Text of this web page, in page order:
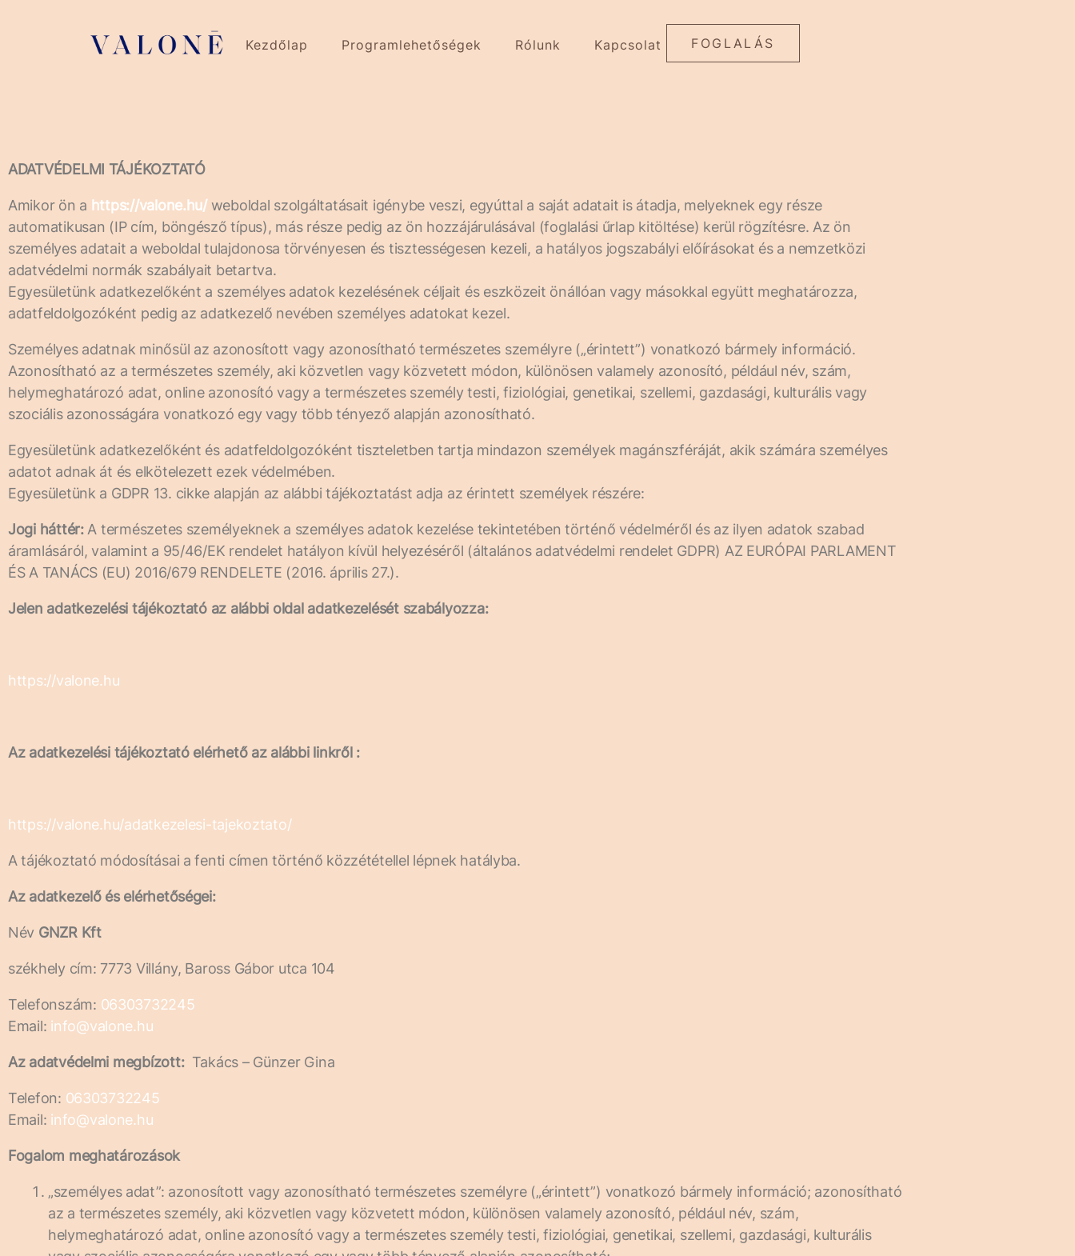
Kezdőlap Programlehetőségek Rólunk Kapcsolat FOGLALÁS
ADATVÉDELMI TÁJÉKOZTATÓ
Amikor ön a https://valone.hu/weboldal szolgáltatásait igénybe veszi, egyúttal a saját adatait is átadja, melyeknek egy része
automatikusan (IP cím, böngésző típus), más része pedig az ön hozzájárulásával (foglalási űrlap kitöltése) kerül rögzítésre. Az ön
személyes adatait a weboldal tulajdonosa törvényesen és tisztességesen kezeli, a hatályos jogszabályi előírásokat és a nemzetközi
adatvédelmi normák szabályait betartva.
Egyesületünk adatkezelőként a személyes adatok kezelésének céljait és eszközeit önállóan vagy másokkal együtt meghatározza,
adatfeldolgozóként pedig az adatkezelő nevében személyes adatokat kezel.
Személyes adatnak minősül az azonosított vagy azonosítható természetes személyre („érintett”) vonatkozó bármely információ.
Azonosítható az a természetes személy, aki közvetlen vagy közvetett módon, különösen valamely azonosító, például név, szám,
helymeghatározó adat, online azonosító vagy a természetes személy testi, fiziológiai, genetikai, szellemi, gazdasági, kulturális vagy
szociális azonosságára vonatkozó egy vagy több tényező alapján azonosítható.
Egyesületünk adatkezelőként és adatfeldolgozóként tiszteletben tartja mindazon személyek magánszféráját, akik számára személyes
adatot adnak át és elkötelezett ezek védelmében.
Egyesületünk a GDPR 13. cikke alapján az alábbi tájékoztatást adja az érintett személyek részére:
Jogi háttér:A természetes személyeknek a személyes adatok kezelése tekintetében történő védelméről és az ilyen adatok szabad
áramlásáról, valamint a 95/46/EK rendelet hatályon kívül helyezéséről (általános adatvédelmi rendelet GDPR) AZ EURÓPAI PARLAMENT
ÉS A TANÁCS (EU) 2016/679 RENDELETE (2016. április 27.).
Jelen adatkezelési tájékoztató az alábbi oldal adatkezelését szabályozza:
https://valone.hu
Az adatkezelési tájékoztató elérhető az alábbi linkről :
https://valone.hu/adatkezelesi-tajekoztato/
A tájékoztató módosításai a fenti címen történő közzététellel lépnek hatályba.
Az adatkezelő és elérhetőségei:
Név GNZR Kft
székhely cím: 7773 Villány, Baross Gábor utca 104
Telefonszám: 06303732245
Email: info@valone.hu
Az adatvédelmi megbízott: Takács – Günzer Gina
Telefon: 06303732245
Email: info@valone.hu
Fogalom meghatározások
„személyes adat”: azonosított vagy azonosítható természetes személyre („érintett”) vonatkozó bármely információ; azonosítható
az a természetes személy, aki közvetlen vagy közvetett módon, különösen valamely azonosító, például név, szám,
helymeghatározó adat, online azonosító vagy a természetes személy testi, fiziológiai, genetikai, szellemi, gazdasági, kulturális